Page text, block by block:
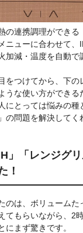
の連携調理ができる
ニューに合わせて
加減・温度を自動で
をつけてから、下の
うな使い方ができ
にとっては悩みの種
の問題を解決してく
」「レンジグ
！
のは、ボリューム
てもらいながら、2
にまず驚きです。